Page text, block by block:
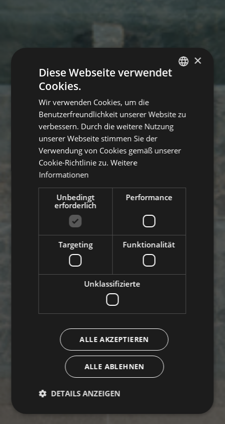
×
Diese Webseite verwendet
Cookies.
Wir verwenden Cookies, um die
Benutzerfreundlichkeit unserer Website zu
verbessern. Durch die weitere Nutzung
unserer Webseite stimmen Sie der
Verwendung von Cookies gemäß unserer
Cookie-Richtlinie zu. Weitere
Informationen
Unbedingt
erforderlich
Performance
Targeting Funktionalität
Unklassifizierte
ALLE AKZEPTIEREN
ALLE ABLEHNEN
DETAILS ANZEIGEN